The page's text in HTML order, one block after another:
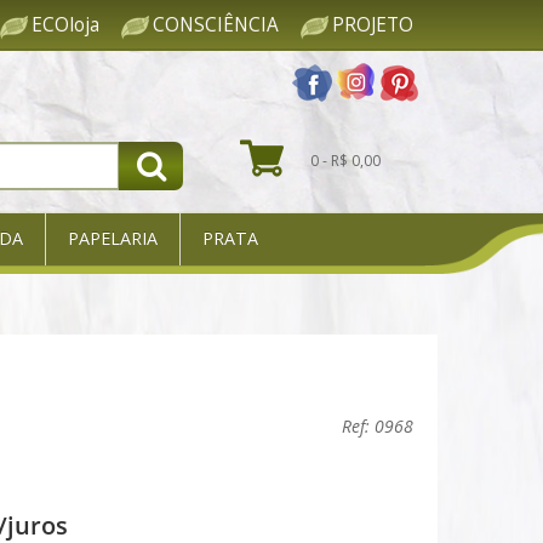
ECOloja CONSCIÊNCIA PROJETO
0 - R$ 0,00
PAPELARIA PRATA
Ref: 0968